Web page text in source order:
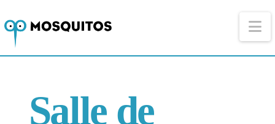
Salle de